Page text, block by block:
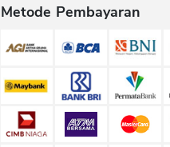
Metode Pembayaran